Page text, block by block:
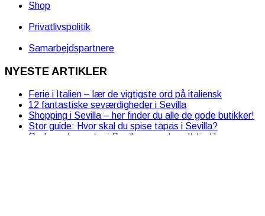
Shop
Privatlivspolitik
Samarbejdspartnere
NYESTE ARTIKLER
Ferie i Italien – lær de vigtigste ord på italiensk
12 fantastiske seværdigheder i Sevilla
Shopping i Sevilla – her finder du alle de gode butikker!
Stor guide: Hvor skal du spise tapas i Sevilla?
Gode restauranter i Sevilla – og et godt tip til